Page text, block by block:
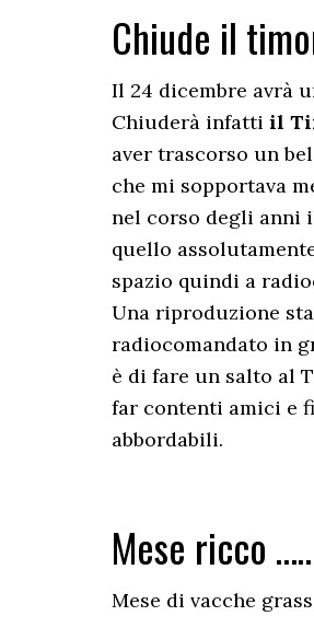
Chiude il
Il 24 dicembre avrà
Chiuderà infatti il
aver trascorso un
che mi sopportava
nel corso degli anni
quello
spazio quindi a
Una riproduzione
radiocomandato in
è di fare un salto al
far contenti amici e
abbordabili.
Mese ricco
Mese di vacche